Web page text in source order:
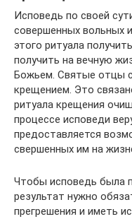
Исповедь по своей
совершенных вольных
этого ритуала
получить на вечную
Божьем. Святые отцы
крещением. Это
ритуала крещения
процессе исповеди
предоставляется
свершенных им на
Чтобы исповедь была
результат нужно
прегрешения и иметь